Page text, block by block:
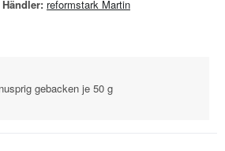
Händler: reformstark Martin
gebacken je 50 g